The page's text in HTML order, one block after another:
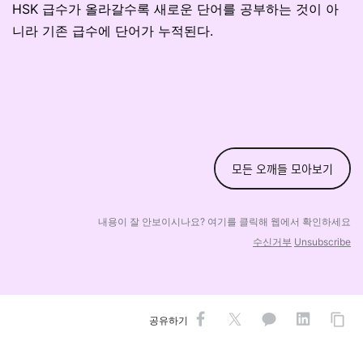
HSK 급수가 올라갈수록 새로운 단어를 공부하는 것이 아
니라 기존 급수에 단어가 누적된다.
모든 오깨들 모아보기
내용이 잘 안보이시나요? 여기를 클릭해 웹에서 확인하세요
수신거부 Unsubscribe
공유하기